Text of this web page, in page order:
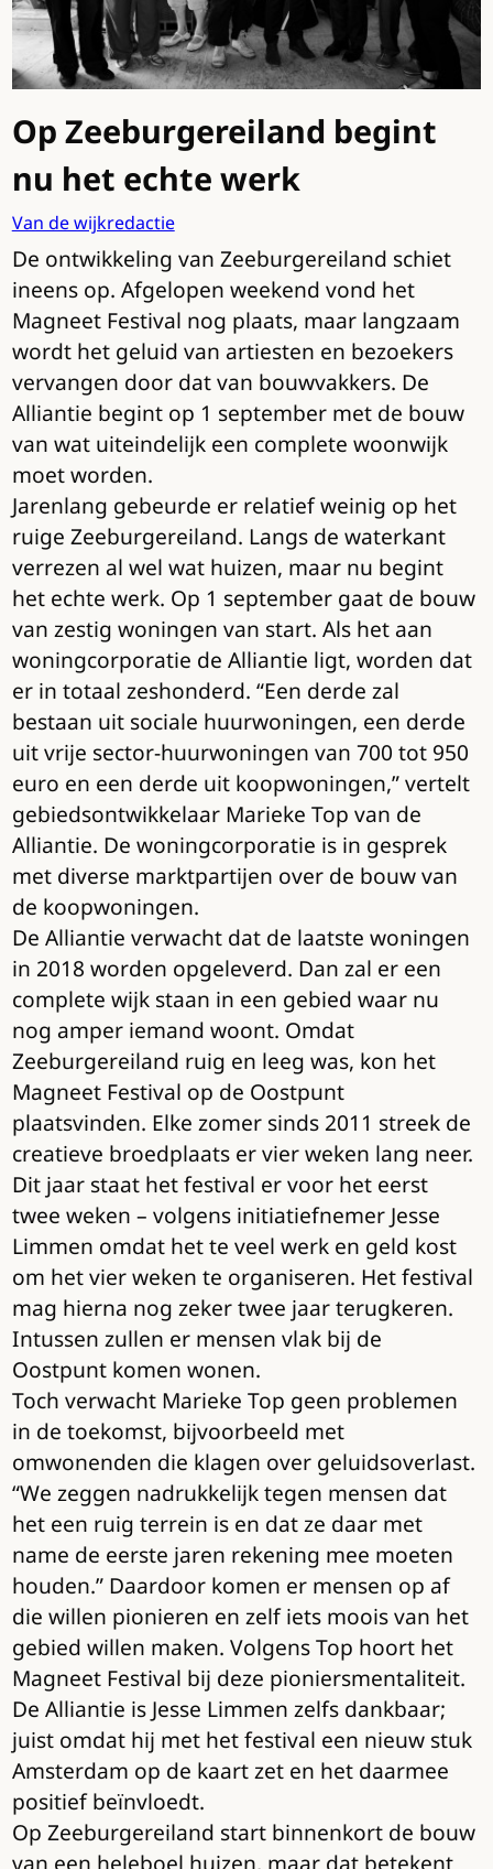
Op Zeeburgereiland begint
nu het echte werk
Van de wijkredactie
De ontwikkeling van Zeeburgereiland schiet
ineens op. Afgelopen weekend vond het
Magneet Festival nog plaats, maar langzaam
wordt het geluid van artiesten en bezoekers
vervangen door dat van bouwvakkers. De
Alliantie begint op 1 september met de bouw
van wat uiteindelijk een complete woonwijk
moet worden.
Jarenlang gebeurde er relatief weinig op het
ruige Zeeburgereiland. Langs de waterkant
verrezen al wel wat huizen, maar nu begint
het echte werk. Op 1 september gaat de bouw
van zestig woningen van start. Als het aan
woningcorporatie de Alliantie ligt, worden dat
er in totaal zeshonderd. “Een derde zal
bestaan uit sociale huurwoningen, een derde
uit vrije sector-huurwoningen van 700 tot 950
euro en een derde uit koopwoningen,” vertelt
gebiedsontwikkelaar Marieke Top van de
Alliantie. De woningcorporatie is in gesprek
met diverse marktpartijen over de bouw van
de koopwoningen.
De Alliantie verwacht dat de laatste woningen
in 2018 worden opgeleverd. Dan zal er een
complete wijk staan in een gebied waar nu
nog amper iemand woont. Omdat
Zeeburgereiland ruig en leeg was, kon het
Magneet Festival op de Oostpunt
plaatsvinden. Elke zomer sinds 2011 streek de
creatieve broedplaats er vier weken lang neer.
Dit jaar staat het festival er voor het eerst
twee weken – volgens initiatiefnemer Jesse
Limmen omdat het te veel werk en geld kost
om het vier weken te organiseren. Het festival
mag hierna nog zeker twee jaar terugkeren.
Intussen zullen er mensen vlak bij de
Oostpunt komen wonen.
Toch verwacht Marieke Top geen problemen
in de toekomst, bijvoorbeeld met
omwonenden die klagen over geluidsoverlast.
“We zeggen nadrukkelijk tegen mensen dat
het een ruig terrein is en dat ze daar met
name de eerste jaren rekening mee moeten
houden.” Daardoor komen er mensen op af
die willen pionieren en zelf iets moois van het
gebied willen maken. Volgens Top hoort het
Magneet Festival bij deze pioniersmentaliteit.
De Alliantie is Jesse Limmen zelfs dankbaar;
juist omdat hij met het festival een nieuw stuk
Amsterdam op de kaart zet en het daarmee
positief beïnvloedt.
Op Zeeburgereiland start binnenkort de bouw